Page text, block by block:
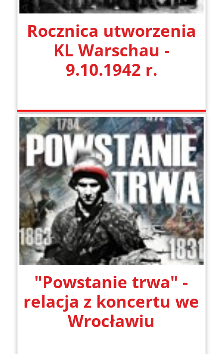
Rocznica utworzenia
KL Warschau -
9.10.1942 r.
"Powstanie trwa" -
relacja z koncertu we
Wrocławiu